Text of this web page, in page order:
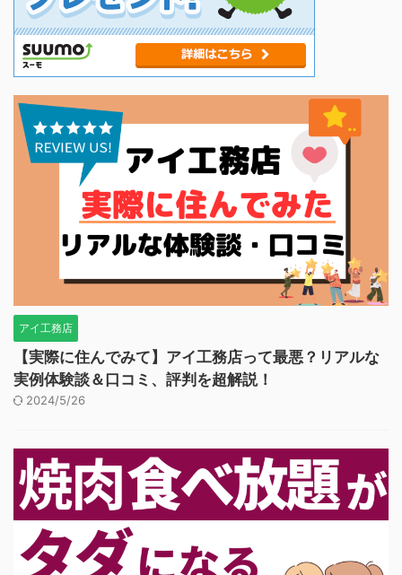
アイ工務店
【実際に住んでみて】アイ工務店って最悪？リアルな
実例体験談＆口コミ、評判を超解説！
2024/5/26